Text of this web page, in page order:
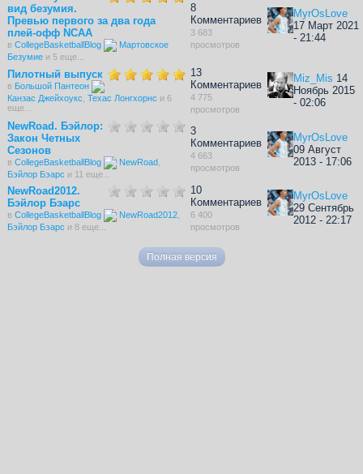
вид безумия.
Превью первого за два года
плей-офф NCAA
в CollegeBasketballBlog
Мартовское
Безумие и 5 еще...
8
Комментариев
3 683
просмотров
MyrOsLove
17 Март 2021
- 21:44
Пилотный выпуск
в Большой Пантеон
Канзас Джейхоукс Техас Лонгхорнс и 6
еще...
13
Комментариев
4 775
просмотров
Miz_Mis 14
Ноябрь 2015
- 02:06
NewRoad. Бэйлор:
Закон Четных
Сезонов
в CollegeBasketballBlog NewRoad
Бэйлор Бэарс и 11 еще...
3
Комментариев
4 663
просмотров
MyrOsLove
09 Август
2013 - 17:06
NewRoad2012.
Бэйлор Бэарс
в CollegeBasketballBlog NewRoad2012
Бэйлор Бэарс и 8 еще...
10
Комментариев
6 400
просмотров
MyrOsLove
29 Сентябрь
2012 - 22:17
Полная версия